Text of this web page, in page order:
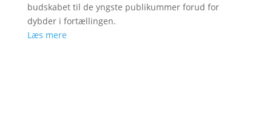
budskabet til de yngste publikummer forud for
dybder i fortællingen.
Læs mere